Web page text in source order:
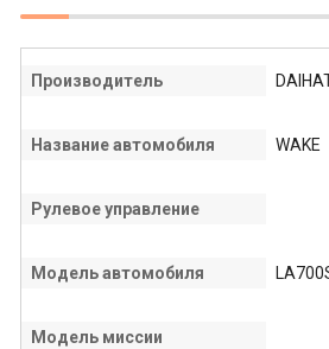
Производитель
Название автомобиля WAKE
Рулевое управление
Модель автомобиля
Модель миссии